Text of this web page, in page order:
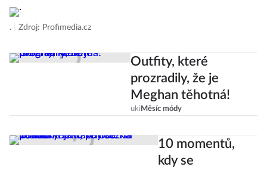
. Zdroj: Profimedia.cz
Outfity, které
prozradily, že je
Meghan těhotná!
uki Měsíc módy
10 momentů,
kdy se